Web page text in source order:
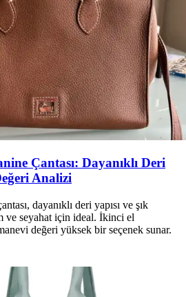
Çantası: Dayanıklı Deri
Analizi
dayanıklı deri yapısı ve şık
ve seyahat için ideal. İkinci el
değeri yüksek bir seçenek sunar.